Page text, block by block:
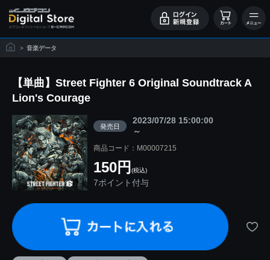
> 音楽データ
【単曲】Street Fighter 6 Original Soundtrack A
Lion's Courage
発売日
2023/07/28 15:00:00
～
商品コード：M00007215
150円 (税込)
7ポイント付与